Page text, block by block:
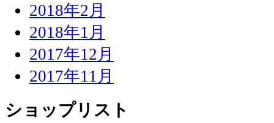
2018年2月
2018年1月
2017年12月
2017年11月
ショップリスト